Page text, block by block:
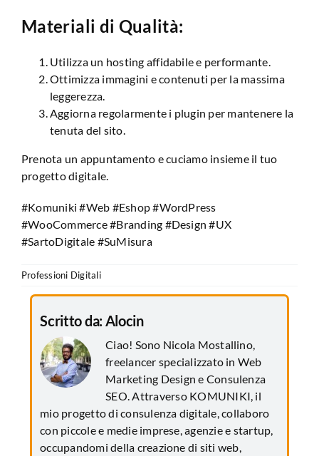
Materiali di Qualità:
Utilizza un hosting affidabile e performante.
Ottimizza immagini e contenuti per la massima
leggerezza.
Aggiorna regolarmente i plugin per mantenere la
tenuta del sito.
Prenota un appuntamento e cuciamo insieme il tuo
progetto digitale.
#Komuniki #Web #Eshop #WordPress
#WooCommerce #Branding #Design #UX
#SartoDigitale #SuMisura
Professioni Digitali
Scritto da:Alocin
Ciao! Sono Nicola Mostallino,
freelancer specializzato in Web
Marketing Design e Consulenza
SEO. Attraverso KOMUNIKI, il
mio progetto di consulenza digitale, collaboro
con piccole e medie imprese, agenzie e startup,
occupandomi della creazione di siti web,